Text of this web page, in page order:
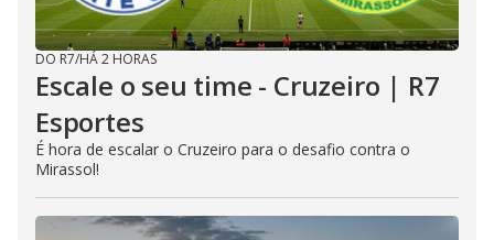
DO R7/HÁ 2 HORAS
Escale o seu time - Cruzeiro | R7
Esportes
É hora de escalar o Cruzeiro para o desafio contra o
Mirassol!